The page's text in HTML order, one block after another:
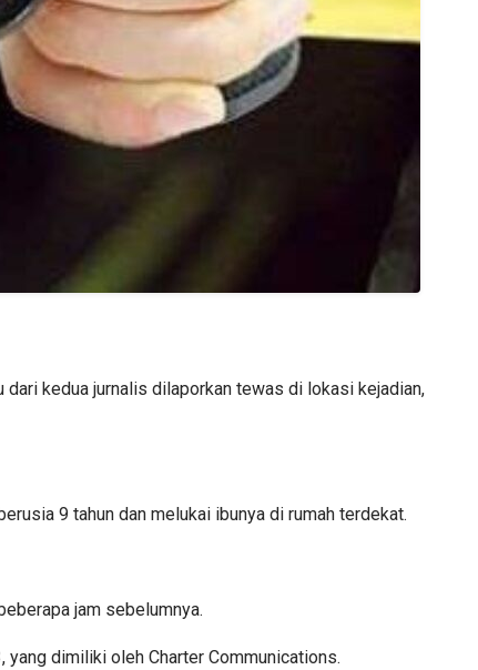
kedua jurnalis dilaporkan tewas di lokasi kejadian,
9 tahun dan melukai ibunya di rumah terdekat.
jam sebelumnya.
dimiliki oleh Charter Communications.